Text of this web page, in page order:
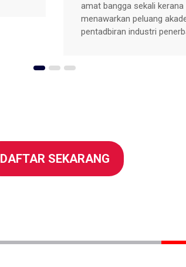
pensyarah di Kolej
DAFTAR SEKARANG